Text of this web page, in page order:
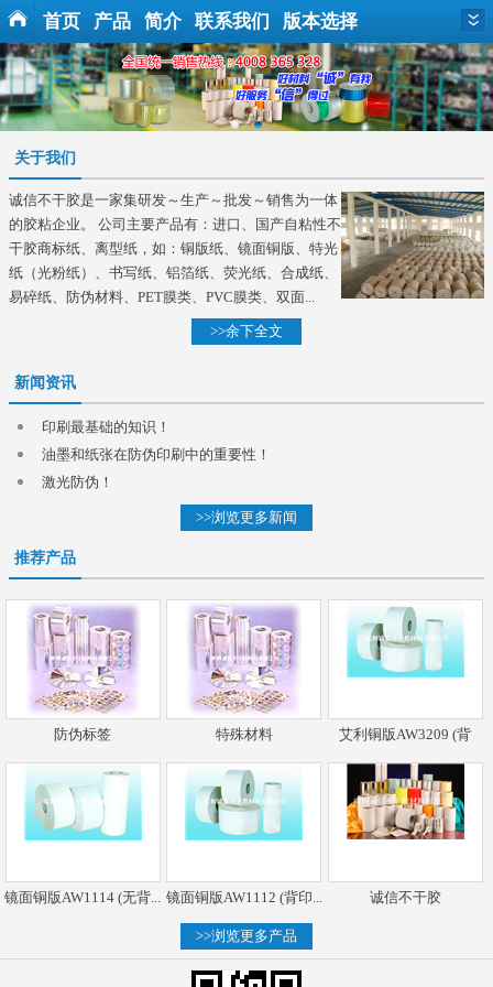
首页 产品 简介 联系我们 版本选择
关于我们
诚信不干胶是一家集研发～生产～批发～销售为一体
的胶粘企业。 公司主要产品有：进口、国产自粘性不
干胶商标纸、离型纸，如：铜版纸、镜面铜版、特光
纸（光粉纸）、书写纸、铝箔纸、荧光纸、合成纸、
易碎纸、防伪材料、PET膜类、PVC膜类、双面...
>>余下全文
新闻资讯
印刷最基础的知识！
油墨和纸张在防伪印刷中的重要性！
激光防伪！
>>浏览更多新闻
推荐产品
防伪标签 特殊材料 艾利铜版AW3209 (背
镜面铜版AW1114 (无背... 镜面铜版AW1112 (背印... 诚信不干胶
>>浏览更多产品